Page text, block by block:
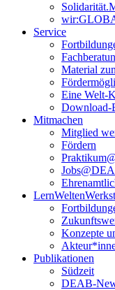
Service
Material
Eine Welt-
Download-
Mitmachen
Mitglied
Fördern
Konzepte
Publikationen
Südzeit
DEAB-